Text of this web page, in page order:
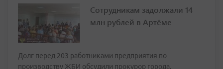
Сотрудникам задолжали 14
млн рублей в Артёме
Долг перед 203 работниками предприятия по
производству ЖБИ обсудили прокурор города,